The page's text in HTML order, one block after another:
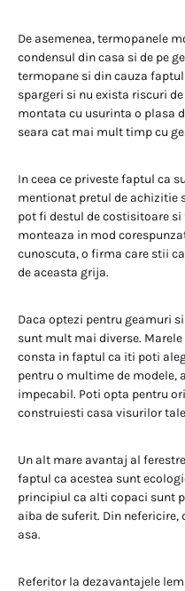
De asemenea, termopanele
condensul din casa si de pe
termopane si din cauza
spargeri si nu exista riscuri
montata cu usurinta o plasa
seara cat mai mult timp cu
In ceea ce priveste faptul ca
mentionat pretul de achizitie
pot fi destul de costisitoare
monteaza in mod
cunoscuta, o firma care stii
de aceasta grija.
Daca optezi pentru geamuri
sunt mult mai diverse.
consta in faptul ca iti poti
pentru o multime de modele,
impecabil. Poti opta pentru
construiesti casa visurilor
Un alt mare avantaj al
faptul ca acestea sunt
principiul ca alti copaci sunt
aiba de suferit. Din
asa.
Referitor la dezavantajele